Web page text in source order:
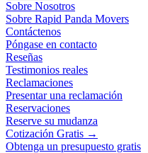
Sobre Nosotros
Sobre Rapid Panda Movers
Contáctenos
Póngase en contacto
Reseñas
Testimonios reales
Reclamaciones
Presentar una reclamación
Reservaciones
Reserve su mudanza
Cotización Gratis →
Obtenga un presupuesto gratis